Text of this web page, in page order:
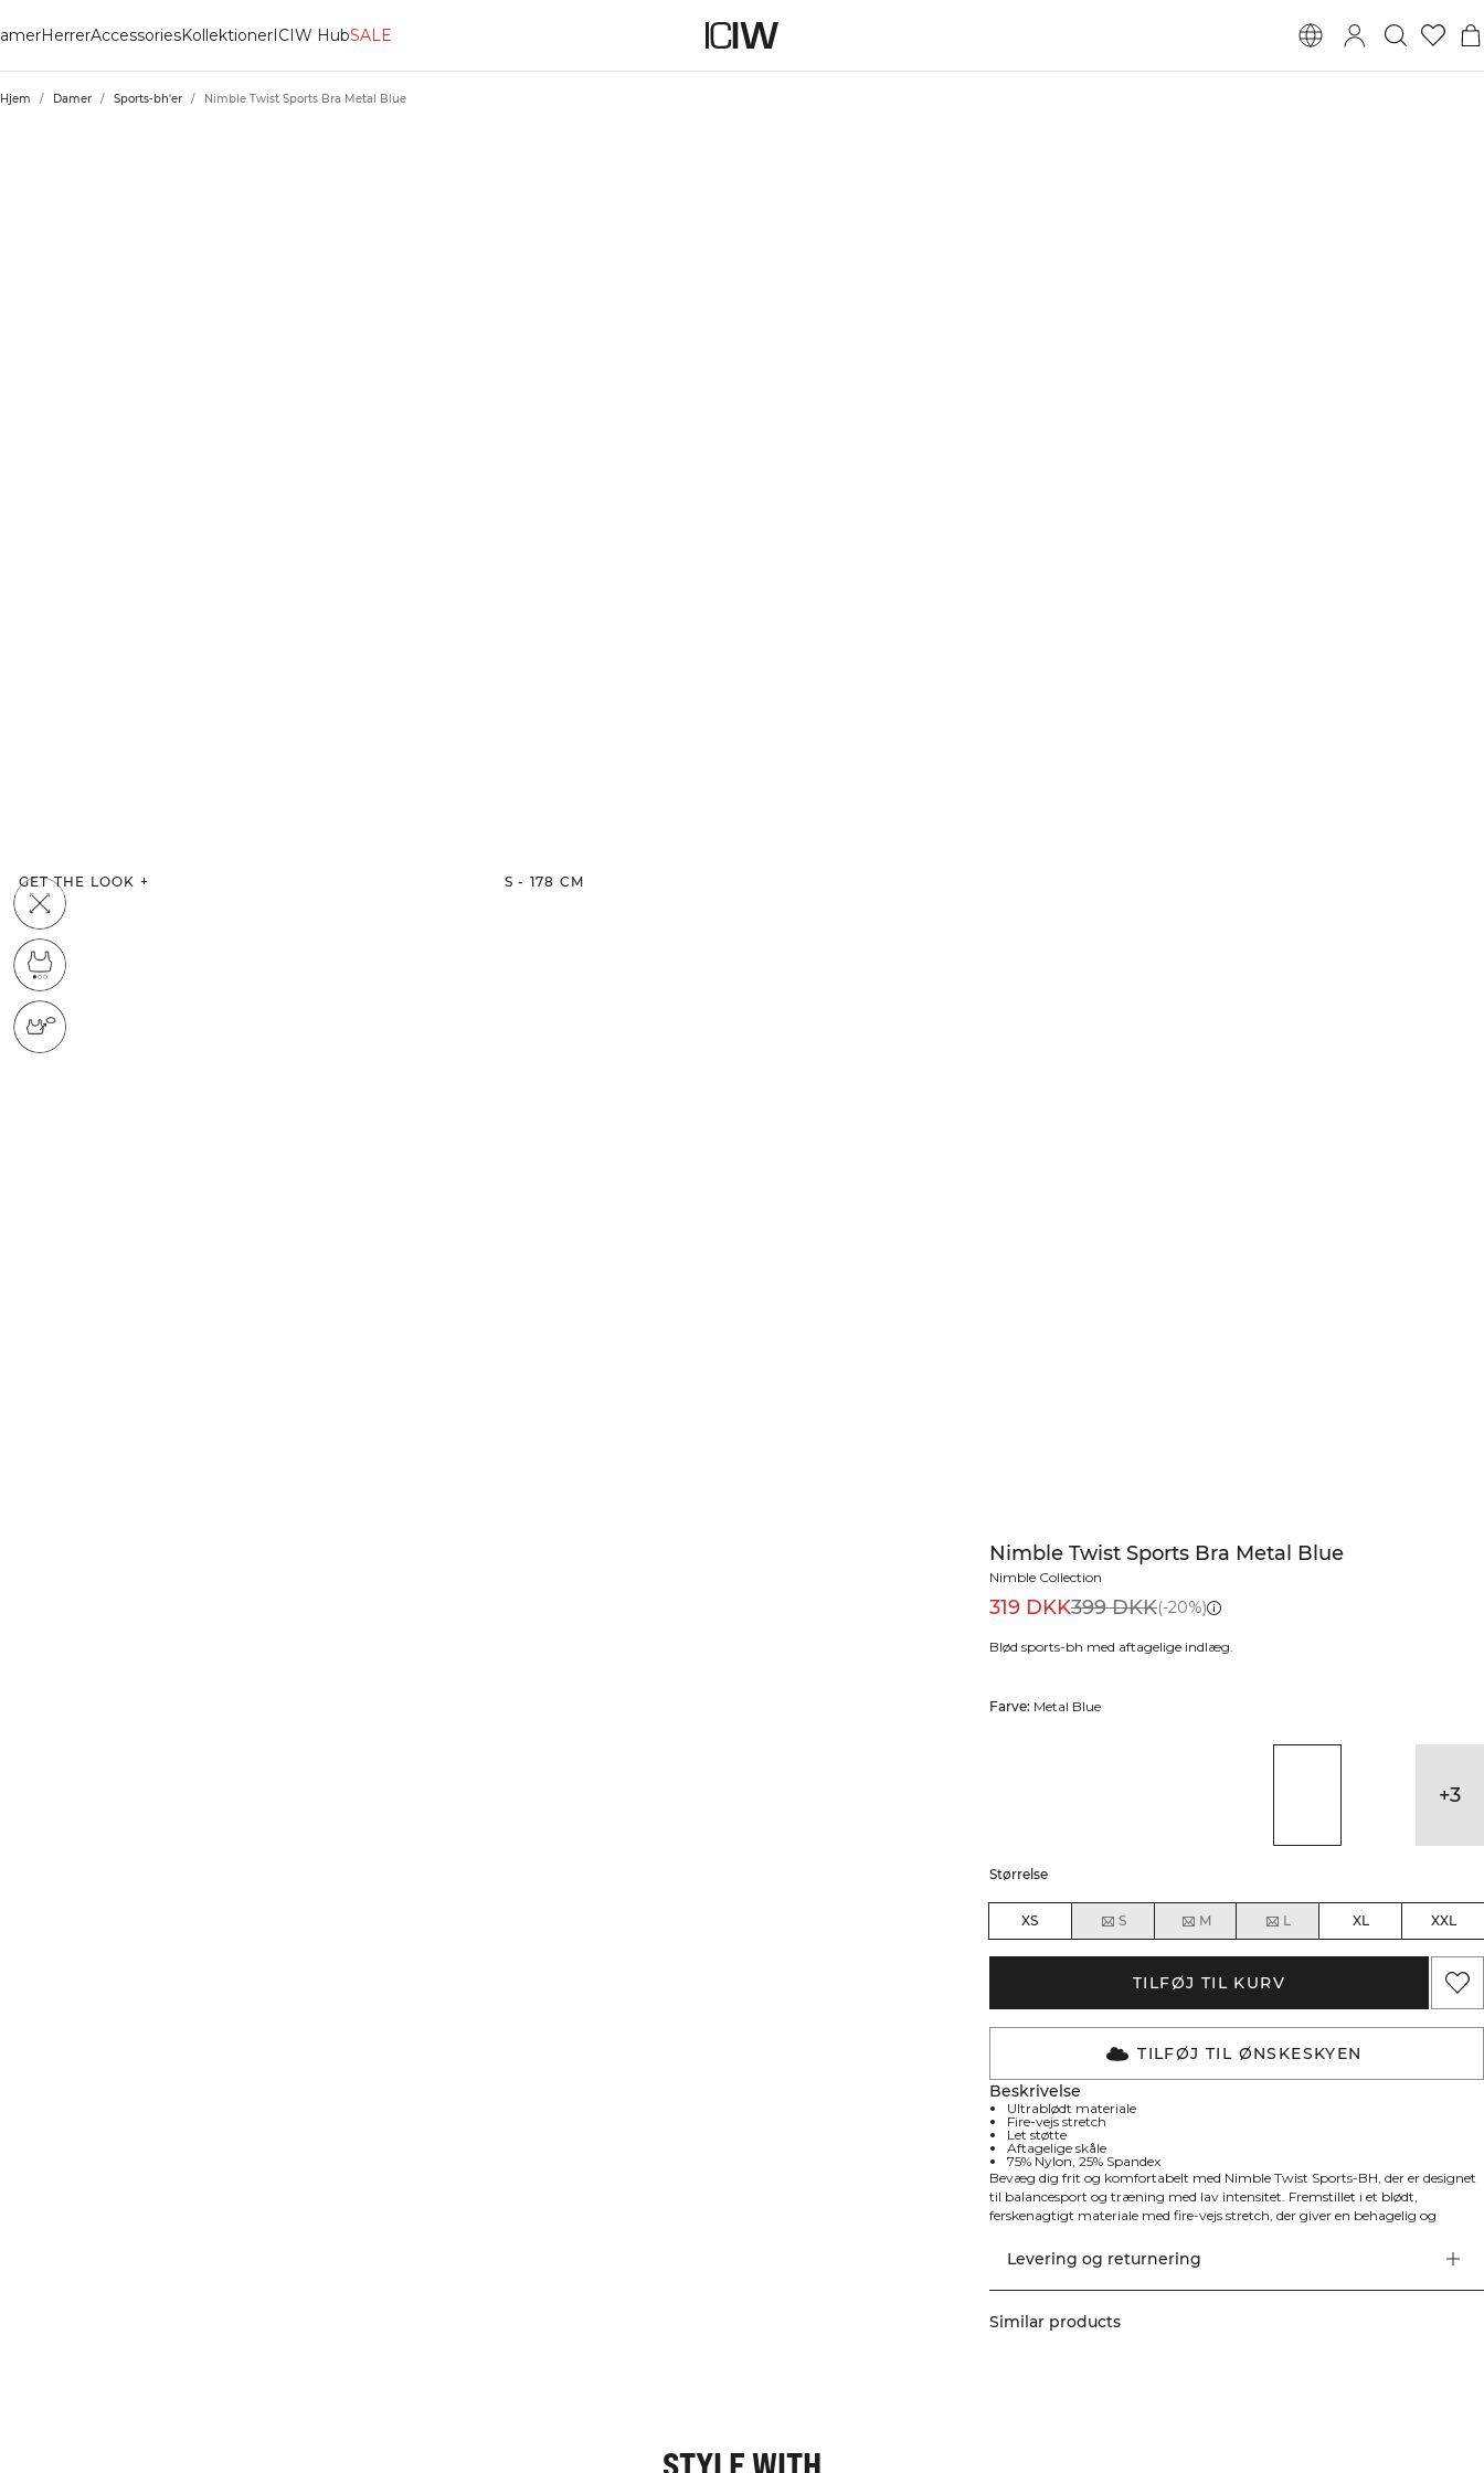
HerrerAccessoriesKollektionerICIW HubSALE
Hjem / Damer / Sports-bh'er / Nimble Twist Sports Bra Metal Blue
GET THE LOOK + S - 178 CM
Nimble Twist Sports Bra Metal Blue
Nimble Collection
319 DKK399 DKK(-20%)
Blød sports-bh med aftagelige indlæg.
Farve: Metal Blue
+3
Størrelse
XS S M L XL XXL
TILFØJ TIL KURV
TILFØJ TIL ØNSKESKYEN
Beskrivelse
Ultrablødt materiale
Fire-vejs stretch
Let støtte
Aftagelige skåle
75% Nylon, 25% Spandex
Bevæg dig frit og komfortabelt med Nimble Twist Sports-BH, der er designet
til balancesport og træning med lav intensitet. Fremstillet i et blødt,
ferskenagtigt materiale med fire-vejs stretch, der giver en behagelig og
efter behov, hvilket gør den perfekt til alle former for bevægelse. 75% Nylon,
Levering og returnering
Similar products
STYLE WITH